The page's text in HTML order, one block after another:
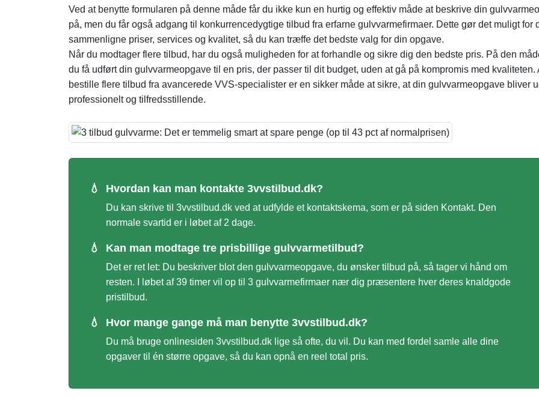
Ved at benytte formularen på denne måde får du ikke kun en hurtig og effektiv måde at beskrive din
på, men du får også adgang til konkurrencedygtige tilbud fra erfarne gulvvarmefirmaer. Dette gør det muligt for
sammenligne priser, services og kvalitet, så du kan træffe det bedste valg for din opgave.
Når du modtager flere tilbud, har du også muligheden for at forhandle og sikre dig den bedste pris. På den
du få udført din gulvvarmeopgave til en pris, der passer til dit budget, uden at gå på kompromis med kvaliteten.
bestille flere tilbud fra avancerede VVS-specialister er en sikker måde at sikre, at din gulvvarmeopgave bliver
professionelt og tilfredsstillende.
💧 Hvordan kan man kontakte 3vvstilbud.dk?
Du kan skrive til 3vvstilbud.dk ved at udfylde et kontaktskema, som er på siden Kontakt. Den
normale svartid er i løbet af 2 dage.
💧 Kan man modtage tre prisbillige gulvvarmetilbud?
Det er ret let: Du beskriver blot den gulvvarmeopgave, du ønsker tilbud på, så tager vi hånd om
resten. I løbet af 39 timer vil op til 3 gulvvarmefirmaer nær dig præsentere hver deres knaldgode
pristilbud.
💧 Hvor mange gange må man benytte 3vvstilbud.dk?
Du må bruge onlinesiden 3vvstilbud.dk lige så ofte, du vil. Du kan med fordel samle alle dine
opgaver til én større opgave, så du kan opnå en reel total pris.